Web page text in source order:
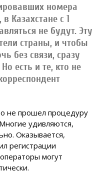
номера
Казахстане с 1
не будут. Эту
страны, и чтобы
без связи, сразу
есть и те, кто не
не прошел процедуру
удивляются,
Оказывается,
регистрации
могут